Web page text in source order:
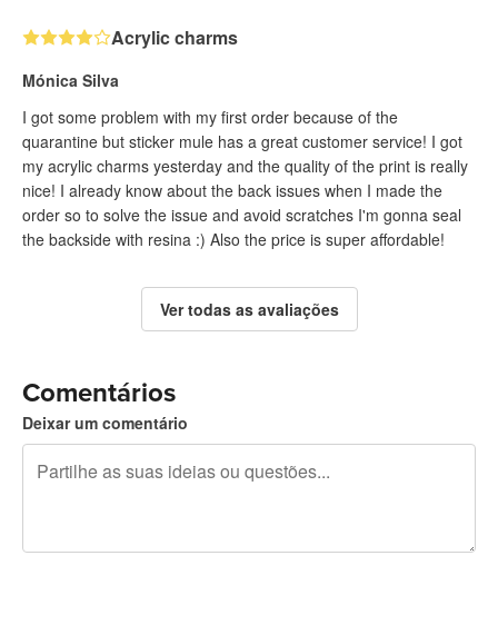
Acrylic charms
Mónica Silva
I got some problem with my first order because of the
quarantine but sticker mule has a great customer service! I got
my acrylic charms yesterday and the quality of the print is really
nice! I already know about the back issues when I made the
order so to solve the issue and avoid scratches I'm gonna seal
the backside with resina :) Also the price is super affordable!
Ver todas as avaliações
Comentários
Deixar um comentário